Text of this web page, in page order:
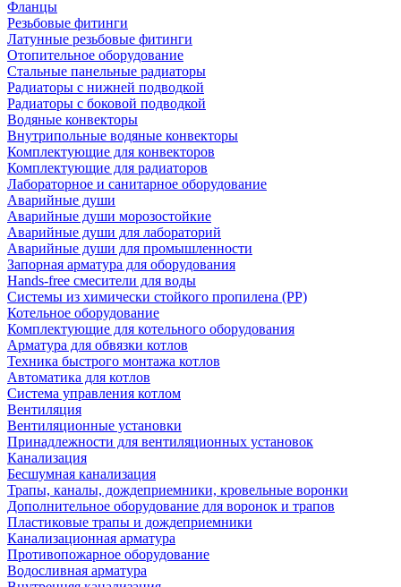
Фланцы
Резьбовые фитинги
Латунные резьбовые фитинги
Отопительное оборудование
Стальные панельные радиаторы
Радиаторы с нижней подводкой
Радиаторы с боковой подводкой
Водяные конвекторы
Внутрипольные водяные конвекторы
Комплектующие для конвекторов
Комплектующие для радиаторов
Лабораторное и санитарное оборудование
Аварийные души
Аварийные души морозостойкие
Аварийные души для лабораторий
Аварийные души для промышленности
Запорная арматура для оборудования
Hands-free смесители для воды
Системы из химически стойкого пропилена (PP)
Котельное оборудование
Комплектующие для котельного оборудования
Арматура для обвязки котлов
Техника быстрого монтажа котлов
Автоматика для котлов
Система управления котлом
Вентиляция
Вентиляционные установки
Принадлежности для вентиляционных установок
Канализация
Бесшумная канализация
Трапы, каналы, дождеприемники, кровельные воронки
Дополнительное оборудование для воронок и трапов
Пластиковые трапы и дождеприемники
Канализационная арматура
Противопожарное оборудование
Водосливная арматура